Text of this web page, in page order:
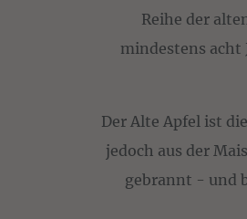
Reihe der
mindestens acht
Der Alte Apfel ist
jedoch aus der
gebrannt - und